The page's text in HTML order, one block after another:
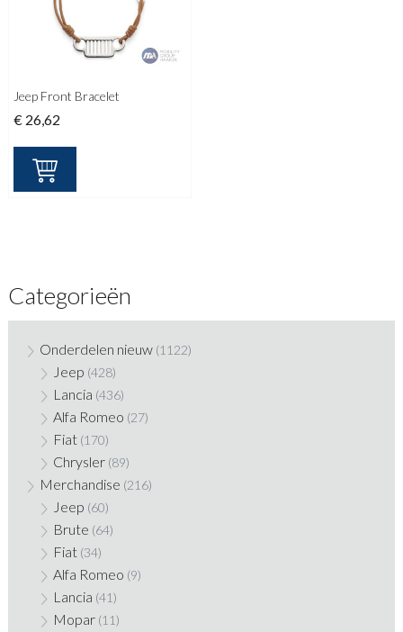
Jeep Front Bracelet
€ 26,62
Categorieën
Onderdelen nieuw (1122)
Jeep (428)
Lancia (436)
Alfa Romeo (27)
Fiat (170)
Chrysler (89)
Merchandise (216)
Jeep (60)
Brute (64)
Fiat (34)
Alfa Romeo (9)
Lancia (41)
Mopar (11)